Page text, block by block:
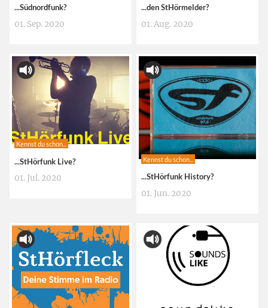
...Südnordfunk?
01. Sep. 2020
...den StHörmelder?
01. Aug. 2020
Kennst du schon...
...StHörfunk Live?
01. Jul. 2020
Kennst du schon...
...StHörfunk History?
01. Jun. 2020